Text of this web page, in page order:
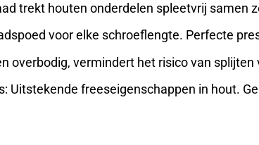
trekt houten onderdelen spleetvrij samen
voor elke schroeflengte. Perfecte
overbodig, vermindert het risico van
Uitstekende freeseigenschappen in hout.